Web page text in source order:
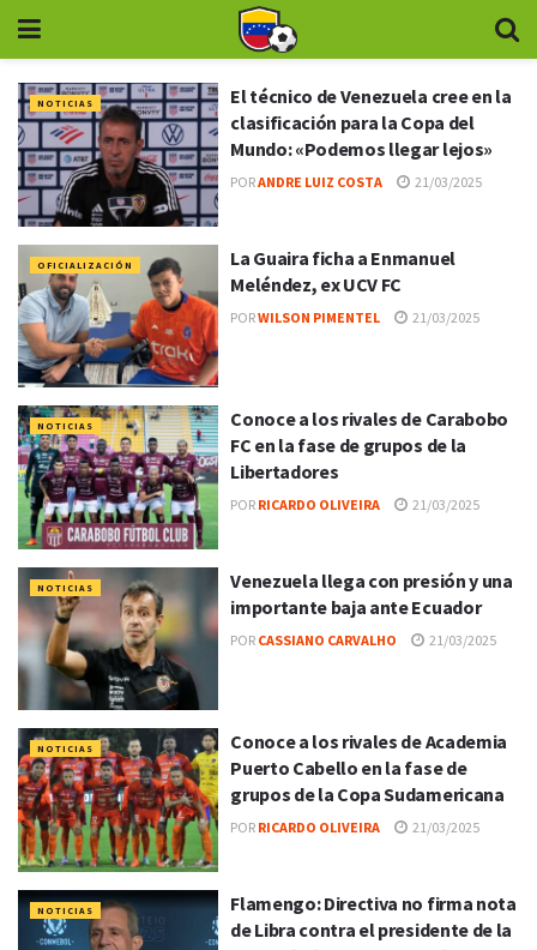
NOTICIAS
El técnico de Venezuela cree en la
clasificación para la Copa del
Mundo: «Podemos llegar lejos»
PORANDRE LUIZ COSTA 21/03/2025
OFICIALIZACIÓN
La Guaira ficha a Enmanuel
Meléndez, ex UCV FC
PORWILSON PIMENTEL 21/03/2025
NOTICIAS
Conoce a los rivales de Carabobo
FC en la fase de grupos de la
Libertadores
POR RICARDO OLIVEIRA 21/03/2025
NOTICIAS
Venezuela llega con presión y una
importante baja ante Ecuador
POR CASSIANO CARVALHO 21/03/2025
NOTICIAS
Conoce a los rivales de Academia
Puerto Cabello en la fase de
grupos de la Copa Sudamericana
POR RICARDO OLIVEIRA 21/03/2025
NOTICIAS
Flamengo: Directiva no firma nota
de Libra contra el presidente de la